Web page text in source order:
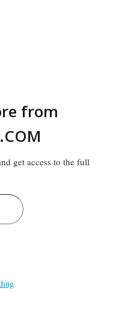
from
get access to the full